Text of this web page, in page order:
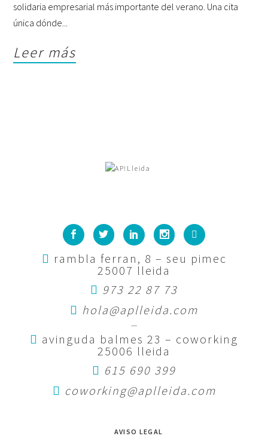
solidaria empresarial más importante del verano. Una cita
única dónde
Leer más
rambla ferran, 8 – seu pimec
25007 lleida
973 22 87 73
hola@aplleida.com
—
avinguda balmes 23 – coworking
25006 lleida
615 690 399
coworking@aplleida.com
AVISO LEGAL